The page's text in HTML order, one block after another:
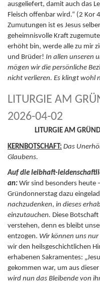
ausgeliefert, damit auch das
Fleisch offenbar wird.“ (2 Kor
Zumutungen ist es Jesus
geheimnisvolle Kraft
erhöht bin, werde alle zu mir
und Brüder! In allen unseren
mögen wir die persönliche
nicht verlieren. Es klingt wohl
LITURGIE AM
2026-04-02
LITURGIE AM
KERNBOTSCHAFT: Das
Glaubens.
Auf die leibhaft-
an: Wir sind besonders heute
Gründonnerstag dazu
nachzudenken, in dieses
einzutauchen. Diese
verstehen, denn es bleibt
entzogen. Wir können uns
wir den heilsgeschichtlichen
erhabenen Sakramentes:
gekommen war, um aus
wird nun das Bleibende von